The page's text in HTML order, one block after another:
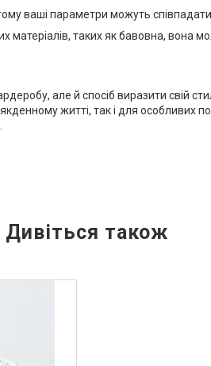
ваші параметри можуть співпадати
таких як бавовна, вона
але й спосіб виразити свій
житті, так і для особливих